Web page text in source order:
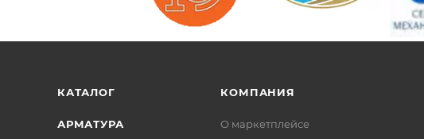
КАТАЛОГ
АРМАТУРА
КОМПАНИЯ
О маркетплейсе